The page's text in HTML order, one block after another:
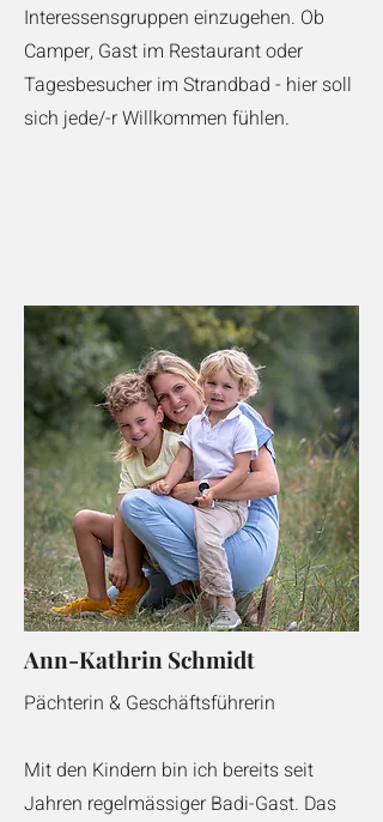
Interessensgruppen einzugehen. Ob
Camper, Gast im Restaurant oder
Tagesbesucher im Strandbad - hier soll
sich jede/-r Willkommen fühlen.
Ann-Kathrin Schmidt
Pächterin & Geschäftsführerin
Mit den Kindern bin ich bereits seit
Jahren regelmässiger Badi-Gast. Das